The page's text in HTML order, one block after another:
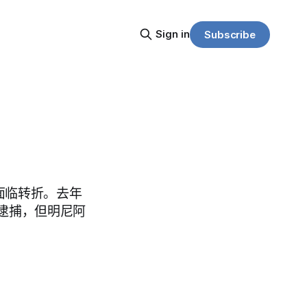
Sign in Subscribe
临转折。去年
捕，但明尼阿